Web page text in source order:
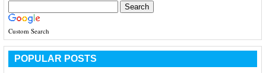
Custom Search
POPULAR POSTS